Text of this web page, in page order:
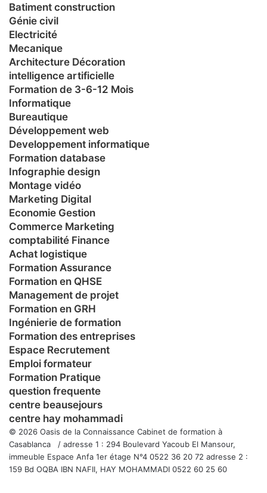
Batiment construction
Génie civil
Electricité
Mecanique
Architecture Décoration
intelligence artificielle
Formation de 3-6-12 Mois
Informatique
Bureautique
Développement web
Developpement informatique
Formation database
Infographie design
Montage vidéo
Marketing Digital
Economie Gestion
Commerce Marketing
comptabilité Finance
Achat logistique
Formation Assurance
Formation en QHSE
Management de projet
Formation en GRH
Ingénierie de formation
Formation des entreprises
Espace Recrutement
Emploi formateur
Formation Pratique
question frequente
centre beausejours
centre hay mohammadi
© 2026 Oasis de la Connaissance Cabinet de formation à
Casablanca / adresse 1 : 294 Boulevard Yacoub El Mansour,
immeuble Espace Anfa 1er étage N°4 0522 36 20 72 adresse 2 :
159 Bd OQBA IBN NAFII, HAY MOHAMMADI 0522 60 25 60